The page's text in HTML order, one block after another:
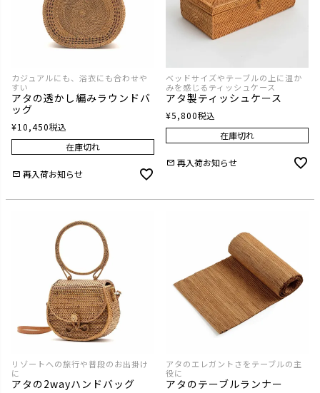
カジュアルにも、浴衣にも合わせや
すい
アタの透かし編みラウンドバ
ッグ
¥10,450税込
在庫切れ
再入荷お知らせ
ベッドサイズやテーブルの上に温か
みを感じるティッシュケース
アタ製ティッシュケース
¥5,800税込
在庫切れ
再入荷お知らせ
リゾートへの旅行や普段のお出掛け
に
アタの2wayハンドバッグ
アタのエレガントさをテーブルの主
役に
アタのテーブルランナー